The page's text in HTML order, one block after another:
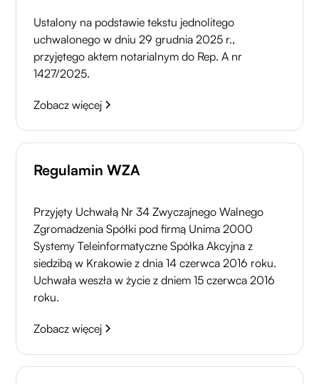
Ustalony na podstawie tekstu jednolitego
uchwalonego w dniu 29 grudnia 2025 r.,
przyjętego aktem notarialnym do Rep. A nr
1427/2025.
Zobacz więcej
Regulamin WZA
Przyjęty Uchwałą Nr 34 Zwyczajnego Walnego
Zgromadzenia Spółki pod firmą Unima 2000
Systemy Teleinformatyczne Spółka Akcyjna z
siedzibą w Krakowie z dnia 14 czerwca 2016 roku.
Uchwała weszła w życie z dniem 15 czerwca 2016
roku.
Zobacz więcej